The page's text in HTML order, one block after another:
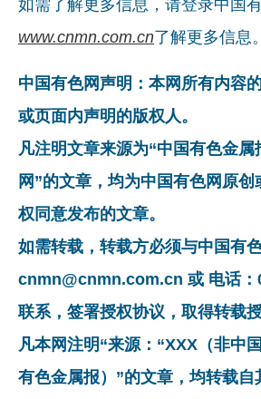
如需了解更多信息，请登录中国有
www.cnmn.com.cn了解更多信息。
中国有色网声明：本网所有内容
或页面内声明的版权人。
凡注明文章来源为“中国有色金属
网”的文章，均为中国有色网原
权同意发布的文章。
如需转载，转载方必须与中国有
cnmn@cnmn.com.cn 或 电话：
联系，签署授权协议，取得转载授
凡本网注明“来源：“XXX（非中
有色金属报）”的文章，均转载自